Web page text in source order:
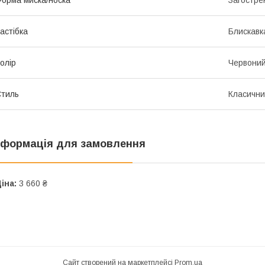
Червоний
для замовлення
3 660 ₴
Сайт створений на маркетплейсі Prom.ua